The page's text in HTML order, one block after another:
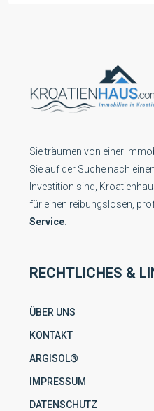
Sie träumen von einer
Sie auf der Suche nach
Investition sind,
für einen reibungslosen,
Service
RECHTLICHES &
ÜBER UNS
KONTAKT
ARGISOL®
IMPRESSUM
DATENSCHUTZ